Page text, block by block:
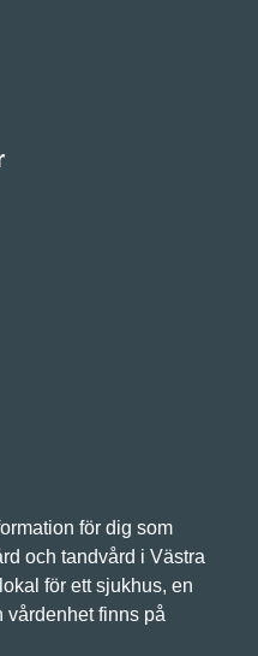
för dig som
och tandvård i Västra
för ett sjukhus, en
vårdenhet finns på